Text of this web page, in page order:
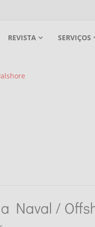
REVISTA SERVIÇOS
Naval /